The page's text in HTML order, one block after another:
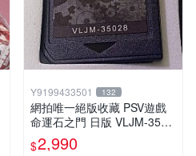
Y9199433501 132
網拍唯一絕版收藏 PSV遊戲
命運石之門 日版 VLJM-3502
$2,990